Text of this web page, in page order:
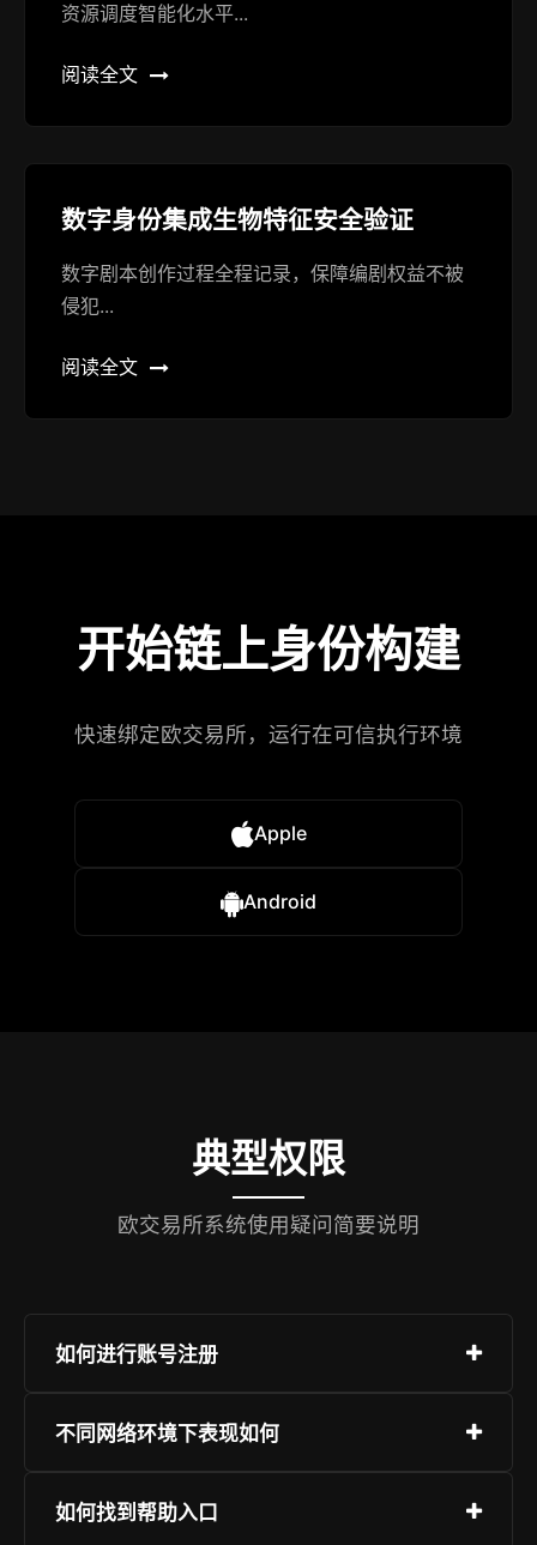
资源调度智能化水平...
阅读全文
数字身份集成生物特征安全验证
数字剧本创作过程全程记录，保障编剧权益不被
侵犯...
阅读全文
开始链上身份构建
快速绑定欧交易所，运行在可信执行环境
Apple
Android
典型权限
欧交易所系统使用疑问简要说明
如何进行账号注册
注册流程简洁明了，进入“注册”入口，提供通信方
不同网络环境下表现如何
服务适配主流终端设备，包括PC、平板与手机，
如何找到帮助入口